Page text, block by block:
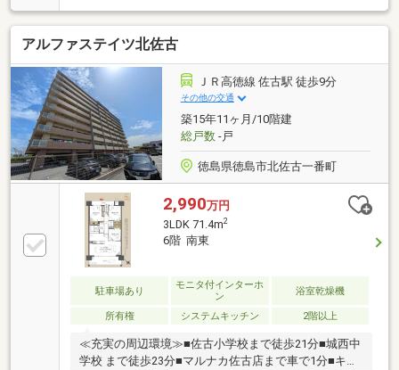
過ごせます。南向きの12階角部屋につき、陽当たり・
通風・眺望は良好！バルコニーからは開放感ある景色
が広がり、日常に心地よい明るさをもたらします。人
気の栗林小まで徒歩５分で、教育環境も安心。周辺に
はスーパーや生活施設が揃い、毎日の買い物も便利な
立地です。新築のような住み心地で、快適な都市生活
を叶える魅力的な一室です。
アルファステイツ北佐古
ＪＲ高徳線 佐古駅 徒歩9分
その他の交通
築15年11ヶ月/10階建
総戸数-戸
徳島県徳島市北佐古一番町
2,990万円
3LDK 71.4m2
6階 南東
駐車場あり
モニタ付インターホ
ン
浴室乾燥機
所有権 システムキッチン 2階以上
≪充実の周辺環境≫■佐古小学校まで徒歩21分■城西中
学校 まで徒歩23分■マルナカ佐古店まで車で1分■キョ